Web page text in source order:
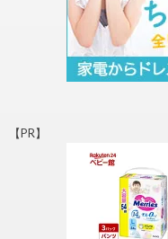
【PR】